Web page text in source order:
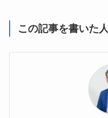
この記事を書いた人